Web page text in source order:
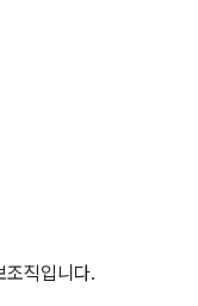
조직입니다.